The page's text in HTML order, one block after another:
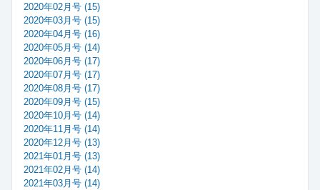
2020年02月号 (15)
2020年03月号 (15)
2020年04月号 (16)
2020年05月号 (14)
2020年06月号 (17)
2020年07月号 (17)
2020年08月号 (17)
2020年09月号 (15)
2020年10月号 (14)
2020年11月号 (14)
2020年12月号 (13)
2021年01月号 (13)
2021年02月号 (14)
2021年03月号 (14)